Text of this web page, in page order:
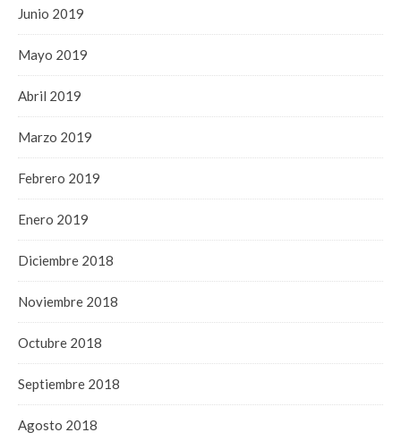
Junio 2019
Mayo 2019
Abril 2019
Marzo 2019
Febrero 2019
Enero 2019
Diciembre 2018
Noviembre 2018
Octubre 2018
Septiembre 2018
Agosto 2018